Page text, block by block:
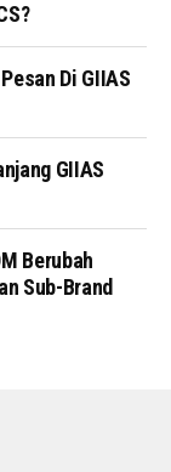
Di GIIAS
GIIAS
Berubah
Sub-Brand